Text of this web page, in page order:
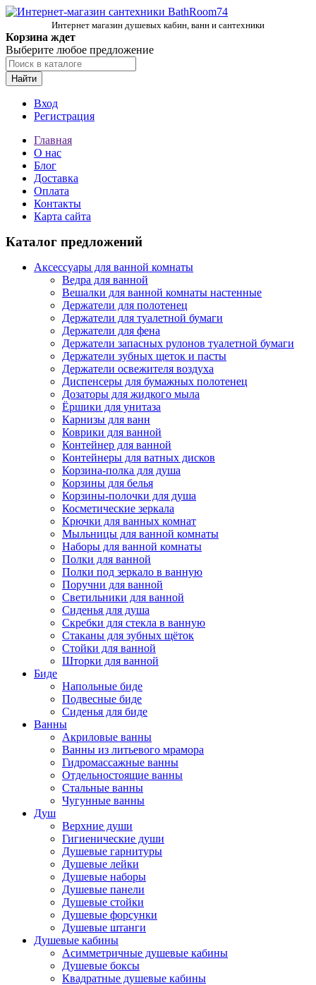
Интернет магазин душевых кабин, ванн и сантехники
Корзина ждет
Выберите любое предложение
Найти
Вход
Регистрация
Главная
О нас
Блог
Доставка
Оплата
Контакты
Карта сайта
Каталог предложений
Аксессуары для ванной комнаты
Ведра для ванной
Вешалки для ванной комнаты настенные
Держатели для полотенец
Держатели для туалетной бумаги
Держатели для фена
Держатели запасных рулонов туалетной бумаги
Держатели зубных щеток и пасты
Держатели освежителя воздуха
Диспенсеры для бумажных полотенец
Дозаторы для жидкого мыла
Ёршики для унитаза
Карнизы для ванн
Коврики для ванной
Контейнер для ванной
Контейнеры для ватных дисков
Корзина-полка для душа
Корзины для белья
Корзины-полочки для душа
Косметические зеркала
Крючки для ванных комнат
Мыльницы для ванной комнаты
Наборы для ванной комнаты
Полки для ванной
Полки под зеркало в ванную
Поручни для ванной
Светильники для ванной
Сиденья для душа
Скребки для стекла в ванную
Стаканы для зубных щёток
Стойки для ванной
Шторки для ванной
Биде
Напольные биде
Подвесные биде
Сиденья для биде
Ванны
Акриловые ванны
Ванны из литьевого мрамора
Гидромассажные ванны
Отдельностоящие ванны
Стальные ванны
Чугунные ванны
Душ
Верхние души
Гигиенические души
Душевые гарнитуры
Душевые лейки
Душевые наборы
Душевые панели
Душевые стойки
Душевые форсунки
Душевые штанги
Душевые кабины
Асимметричные душевые кабины
Душевые боксы
Квадратные душевые кабины